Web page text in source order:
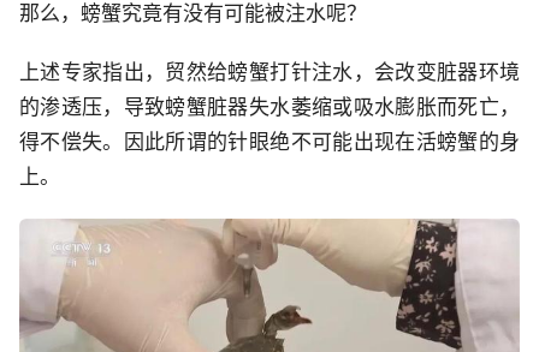
那么，螃蟹究竟有没有可能被注水呢？
上述专家指出，贸然给螃蟹打针注水，会改变脏器环境
的渗透压，导致螃蟹脏器失水萎缩或吸水膨胀而死亡，
得不偿失。因此所谓的针眼绝不可能出现在活螃蟹的身
上。